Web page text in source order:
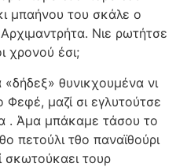
μπαήνου του σκάλε ο
Νιε ρωτήτσε
χρονού έσι;
θυνικχουμένα νι
Φεφέ, μαζί σι εγλυτούτσε
. Άμα μπάκαμε τάσου το
πετούλι τθο παναϊθούρι
σκωτούκαει τουρ